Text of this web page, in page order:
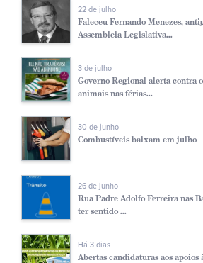
22 de julho
Faleceu Fernando Menezes,
Assembleia Legislativa...
3 de julho
Governo Regional alerta contra
animais nas férias...
30 de junho
Combustíveis baixam em julho
26 de junho
Rua Padre Adolfo Ferreira nas
ter sentido ...
Há 3 dias
Abertas candidaturas aos apoios